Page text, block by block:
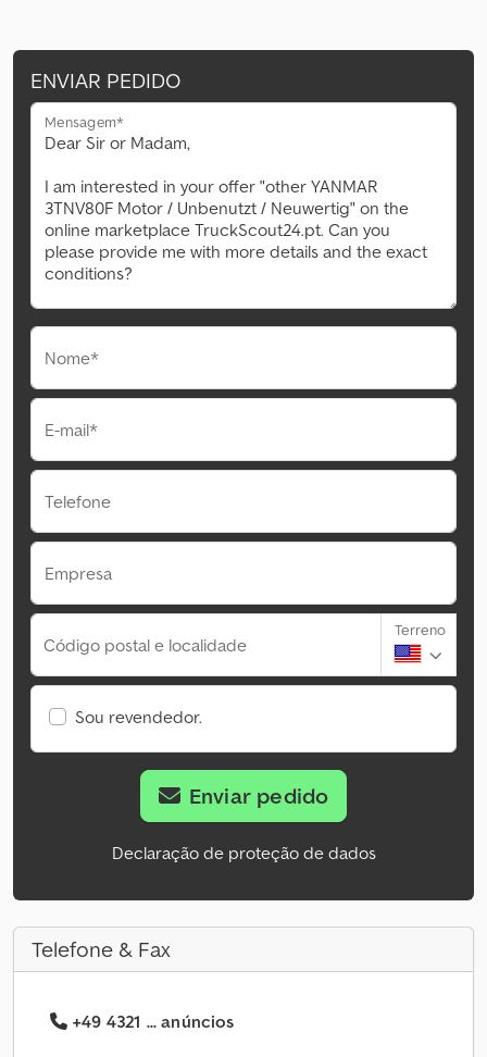
ENVIAR PEDIDO
Mensagem*
Nome*
E-mail*
Telefone
Empresa
Código postal e localidade
Terreno
Sou revendedor.
Enviar pedido
Declaração de proteção de dados
Telefone & Fax
+49 4321 ... anúncios